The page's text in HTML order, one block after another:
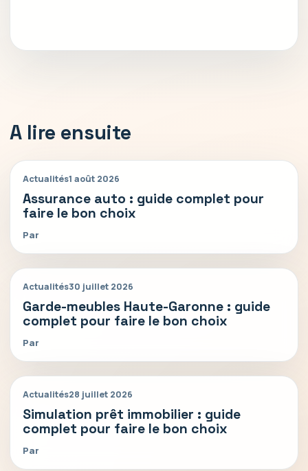
A lire ensuite
Actualités1 août 2026
Assurance auto : guide complet pour
faire le bon choix
Par
Actualités30 juillet 2026
Garde-meubles Haute-Garonne : guide
complet pour faire le bon choix
Par
Actualités28 juillet 2026
Simulation prêt immobilier : guide
complet pour faire le bon choix
Par